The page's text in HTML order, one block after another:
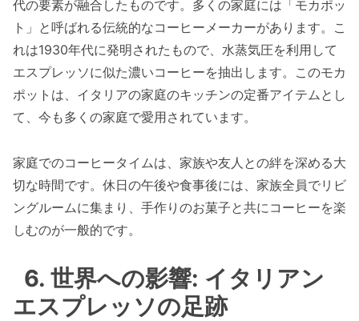
代の要素が融合したものです。多くの家庭には「モカポッ
ト」と呼ばれる伝統的なコーヒーメーカーがあります。こ
れは1930年代に発明されたもので、水蒸気圧を利用して
エスプレッソに似た濃いコーヒーを抽出します。このモカ
ポットは、イタリアの家庭のキッチンの定番アイテムとし
て、今も多くの家庭で愛用されています。
家庭でのコーヒータイムは、家族や友人との絆を深める大
切な時間です。休日の午後や食事後には、家族全員でリビ
ングルームに集まり、手作りのお菓子と共にコーヒーを楽
しむのが一般的です。
6. 世界への影響: イタリアン
エスプレッソの足跡